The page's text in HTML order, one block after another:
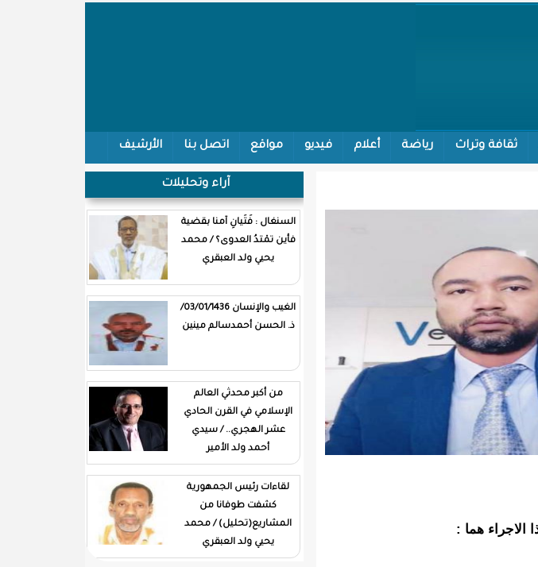
ثقافة وتراث رياضة أعلام فيديو مواقع اتصل بنا الأرشيف
آراء وتحليلات
السنغال : فَتَيانِ آمنا بقضية
فأين تمْتدُ العدوى؟ / محمد
يحيي ولد العبقري
الغيب والإنسان 03/01/1436/
ذ. الحسن أحمدسالم مينين
من أكبر محدثي العالم
الإسلامي في القرن الحادي
عشر الهجري.. / سيدي
أحمد ولد الأمير
لقاءات رئيس الجمهورية
كشفت طوفانا من
المشاريع(تحليل) / محمد
يحيي ولد العبقري